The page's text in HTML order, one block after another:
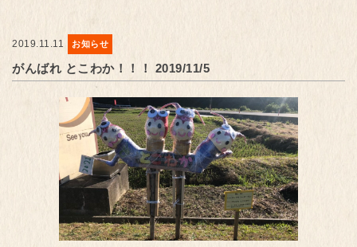
2019.11.11 お知らせ
がんばれ とこわか！！！ 2019/11/5